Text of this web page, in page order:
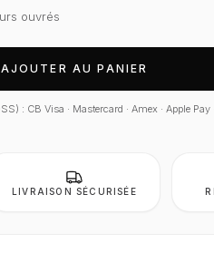
ouvrés
AJOUTER AU PANIER
: CB Visa · Mastercard · Amex · Apple Pay
LIVRAISON SÉCURISÉE